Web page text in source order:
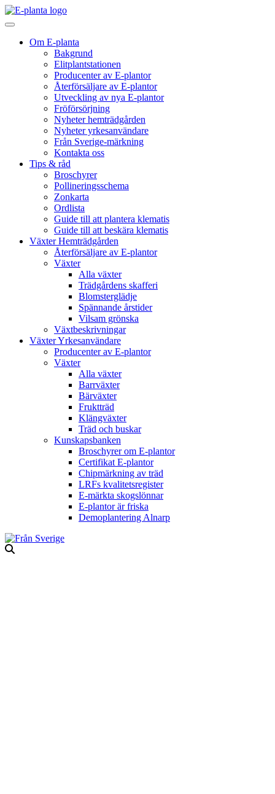
Hoppa till innehåll
Huvudnavigering
Om E-planta
Bakgrund
Elitplantstationen
Producenter av E-plantor
Återförsäljare av E-plantor
Utveckling av nya E-plantor
Fröförsörjning
Nyheter hemträdgården
Nyheter yrkesanvändare
Från Sverige-märkning
Kontakta oss
Tips & råd
Broschyrer
Pollineringsschema
Zonkarta
Ordlista
Guide till att plantera klematis
Guide till att beskära klematis
Växter Hemträdgården
Återförsäljare av E-plantor
Växter
Alla växter
Trädgårdens skafferi
Blomsterglädje
Spännande årstider
Vilsam grönska
Växtbeskrivningar
Växter Yrkesanvändare
Producenter av E-plantor
Växter
Alla växter
Barrväxter
Bärväxter
Fruktträd
Klängväxter
Träd och buskar
Kunskapsbanken
Broschyrer om E-plantor
Certifikat E-plantor
Chipmärkning av träd
LRFs kvalitetsregister
E-märkta skogslönnar
E-plantor är friska
Demoplantering Alnarp